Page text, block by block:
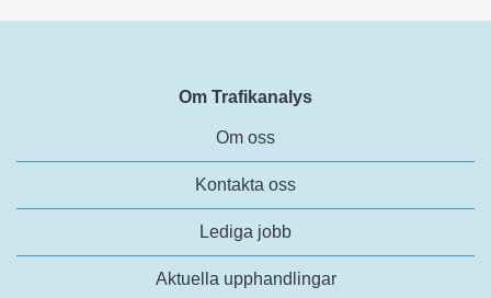
Om Trafikanalys
Om oss
Kontakta oss
Lediga jobb
Aktuella upphandlingar